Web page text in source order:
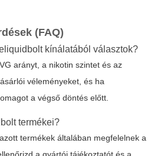
(FAQ)
kínálatából választok?
arányt, a nikotin szintet és az
véleményeket, és ha
a végső döntés előtt.
termékei?
termékek általában megfelelnek a
a gyártói tájékoztatót és a